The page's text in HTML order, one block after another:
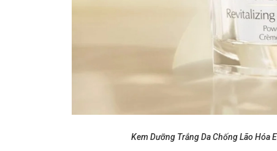
Kem Dưỡng Trắng Da Chống Lão Hóa